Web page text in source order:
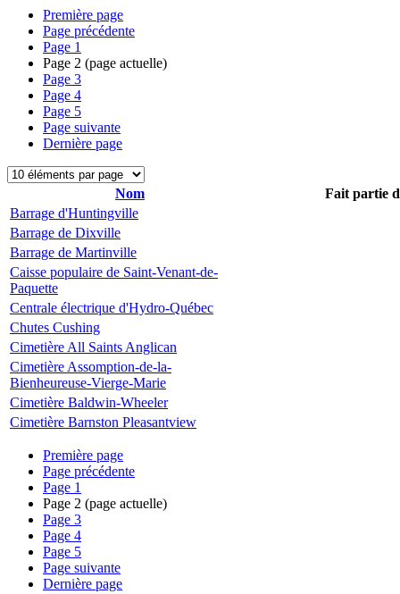
Première page
Page précédente
Page 1
Page 2 (page actuelle)
Page 3
Page 4
Page 5
Page suivante
Dernière page
Nom
Fait partie
Barrage d'Huntingville
Barrage de Dixville
Barrage de Martinville
Caisse populaire de Saint-Venant-de-
Paquette
Centrale électrique d'Hydro-Québec
Chutes Cushing
Cimetière All Saints Anglican
Cimetière Assomption-de-la-
Bienheureuse-Vierge-Marie
Cimetière Baldwin-Wheeler
Cimetière Barnston Pleasantview
Première page
Page précédente
Page 1
Page 2 (page actuelle)
Page 3
Page 4
Page 5
Page suivante
Dernière page